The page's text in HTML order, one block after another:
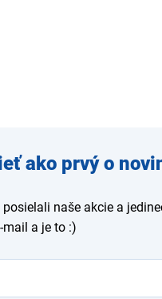
ako prvý o
naše akcie a
a je to :)